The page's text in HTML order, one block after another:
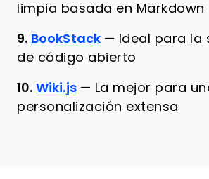
limpia basada en Markdown
9. BookStack — Ideal para la
de código abierto
10. Wiki.js — La mejor para
personalización extensa